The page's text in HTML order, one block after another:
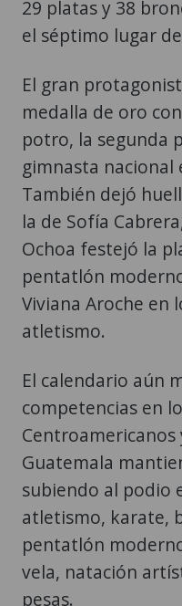
29 platas y 38
el séptimo lugar
El gran
medalla de oro
potro, la segunda
gimnasta nacional
También dejó
la de Sofía
Ochoa festejó la
pentatlón
Viviana Aroche en
atletismo.
El calendario aún
competencias en
Centroamericanos
Guatemala
subiendo al podio
atletismo, karate,
pentatlón
vela, natación
pesas.